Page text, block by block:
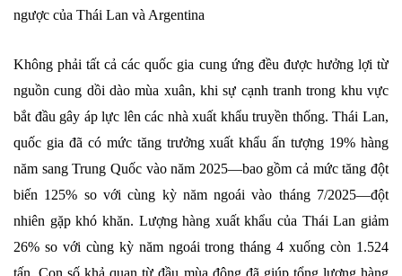
ngược của Thái Lan và Argentina
Không phải tất cả các quốc gia cung ứng đều được hưởng lợi từ
nguồn cung dồi dào mùa xuân, khi sự cạnh tranh trong khu vực
bắt đầu gây áp lực lên các nhà xuất khẩu truyền thống. Thái Lan,
quốc gia đã có mức tăng trưởng xuất khẩu ấn tượng 19% hàng
năm sang Trung Quốc vào năm 2025—bao gồm cả mức tăng đột
biến 125% so với cùng kỳ năm ngoái vào tháng 7/2025—đột
nhiên gặp khó khăn. Lượng hàng xuất khẩu của Thái Lan giảm
26% so với cùng kỳ năm ngoái trong tháng 4 xuống còn 1.524
tấn. Con số khả quan từ đầu mùa đông đã giúp tổng lượng hàng